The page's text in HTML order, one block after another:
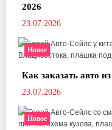
2026
23.07.2026
Новое
Как заказать авто
23.07.2026
Новое